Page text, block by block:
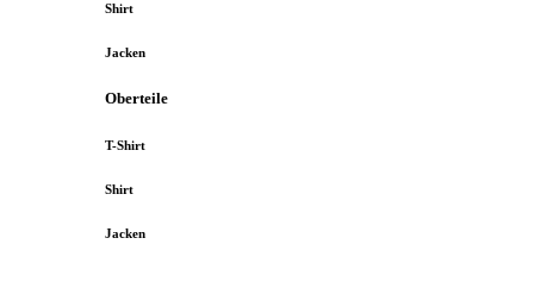
Shirt
Jacken
Oberteile
T-Shirt
Shirt
Jacken